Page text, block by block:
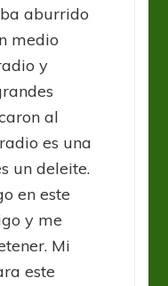
aburrido
medio
y
al
es una
un deleite.
en este
y me
Mi
este